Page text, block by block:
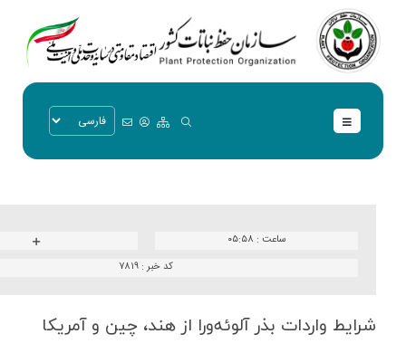
ساعت : ۰۵:۵۸
کد خبر : ۷۸۱۹
شرایط واردات بذر آلوئه‌ورا از هند، چین و آمریكا